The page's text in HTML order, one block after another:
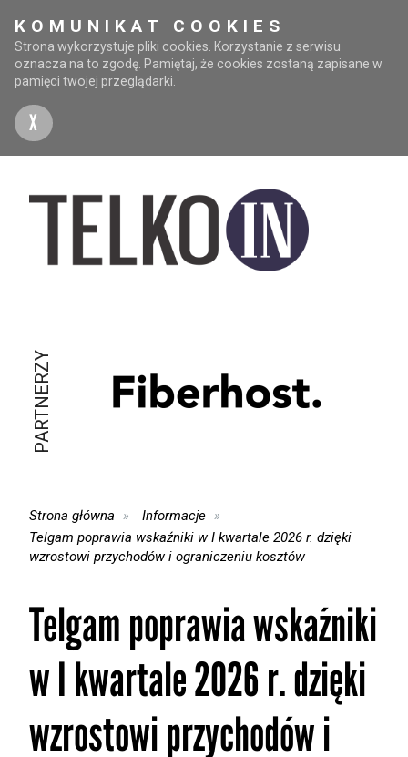
KOMUNIKAT COOKIES
Strona wykorzystuje pliki cookies. Korzystanie z serwisu
oznacza na to zgodę. Pamiętaj, że cookies zostaną zapisane w
pamięci twojej przeglądarki.
X
PARTNERZY
Strona główna
Informacje
Telgam poprawia wskaźniki w I kwartale 2026 r. dzięki
wzrostowi przychodów i ograniczeniu kosztów
Telgam poprawia wskaźniki
w I kwartale 2026 r. dzięki
wzrostowi przychodów i